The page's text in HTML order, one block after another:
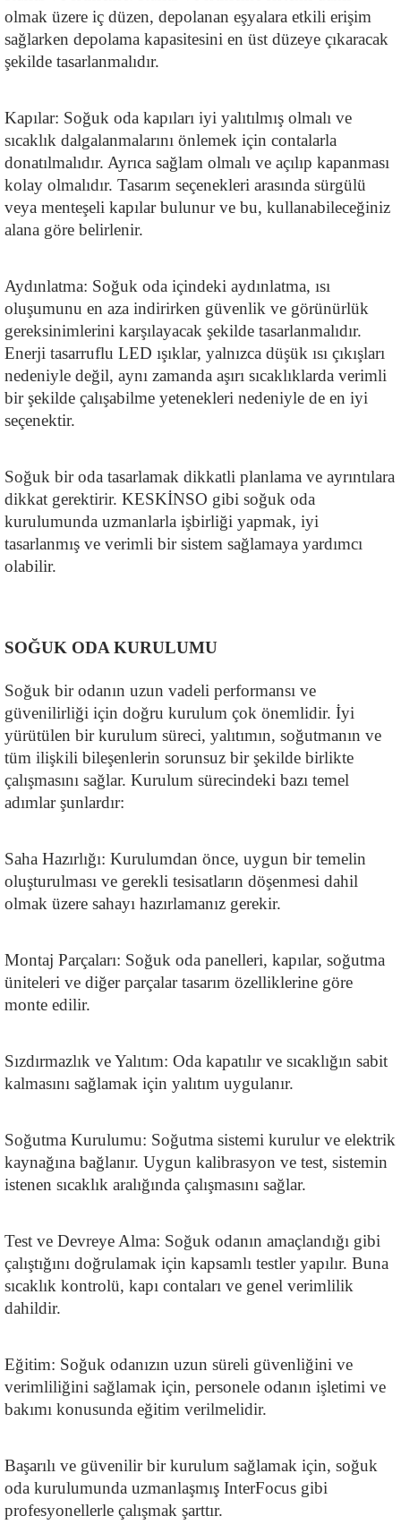
olmak üzere iç düzen, depolanan eşyalara etkili erişim
sağlarken depolama kapasitesini en üst düzeye çıkaracak
şekilde tasarlanmalıdır.
Kapılar: Soğuk oda kapıları iyi yalıtılmış olmalı ve
sıcaklık dalgalanmalarını önlemek için contalarla
donatılmalıdır. Ayrıca sağlam olmalı ve açılıp kapanması
kolay olmalıdır. Tasarım seçenekleri arasında sürgülü
veya menteşeli kapılar bulunur ve bu, kullanabileceğiniz
alana göre belirlenir.
Aydınlatma: Soğuk oda içindeki aydınlatma, ısı
oluşumunu en aza indirirken güvenlik ve görünürlük
gereksinimlerini karşılayacak şekilde tasarlanmalıdır.
Enerji tasarruflu LED ışıklar, yalnızca düşük ısı çıkışları
nedeniyle değil, aynı zamanda aşırı sıcaklıklarda verimli
bir şekilde çalışabilme yetenekleri nedeniyle de en iyi
seçenektir.
Soğuk bir oda tasarlamak dikkatli planlama ve ayrıntılara
dikkat gerektirir. KESKİNSO gibi soğuk oda
kurulumunda uzmanlarla işbirliği yapmak, iyi
tasarlanmış ve verimli bir sistem sağlamaya yardımcı
olabilir.
SOĞUK ODA KURULUMU
Soğuk bir odanın uzun vadeli performansı ve
güvenilirliği için doğru kurulum çok önemlidir. İyi
yürütülen bir kurulum süreci, yalıtımın, soğutmanın ve
tüm ilişkili bileşenlerin sorunsuz bir şekilde birlikte
çalışmasını sağlar. Kurulum sürecindeki bazı temel
adımlar şunlardır:
Saha Hazırlığı: Kurulumdan önce, uygun bir temelin
oluşturulması ve gerekli tesisatların döşenmesi dahil
olmak üzere sahayı hazırlamanız gerekir.
Montaj Parçaları: Soğuk oda panelleri, kapılar, soğutma
üniteleri ve diğer parçalar tasarım özelliklerine göre
monte edilir.
Sızdırmazlık ve Yalıtım: Oda kapatılır ve sıcaklığın sabit
kalmasını sağlamak için yalıtım uygulanır.
Soğutma Kurulumu: Soğutma sistemi kurulur ve elektrik
kaynağına bağlanır. Uygun kalibrasyon ve test, sistemin
istenen sıcaklık aralığında çalışmasını sağlar.
Test ve Devreye Alma: Soğuk odanın amaçlandığı gibi
çalıştığını doğrulamak için kapsamlı testler yapılır. Buna
sıcaklık kontrolü, kapı contaları ve genel verimlilik
dahildir.
Eğitim: Soğuk odanızın uzun süreli güvenliğini ve
verimliliğini sağlamak için, personele odanın işletimi ve
bakımı konusunda eğitim verilmelidir.
Başarılı ve güvenilir bir kurulum sağlamak için, soğuk
oda kurulumunda uzmanlaşmış InterFocus gibi
profesyonellerle çalışmak şarttır.